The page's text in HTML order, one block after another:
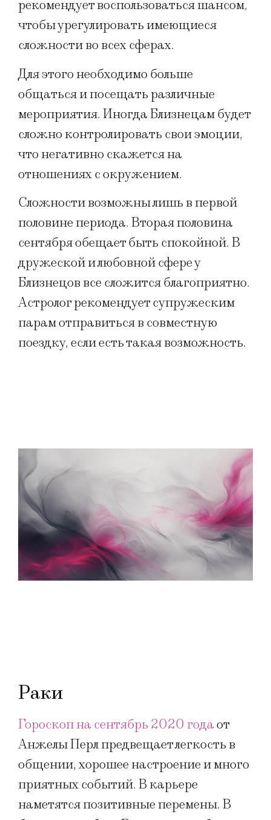
рекомендует воспользоваться шансом,
чтобы урегулировать имеющиеся
сложности во всех сферах.
Для этого необходимо больше
общаться и посещать различные
мероприятия. Иногда Близнецам будет
сложно контролировать свои эмоции,
что негативно скажется на
отношениях с окружением.
Сложности возможны лишь в первой
половине периода. Вторая половина
сентября обещает быть спокойной. В
дружеской и любовной сфере у
Близнецов все сложится благоприятно.
Астролог рекомендует супружеским
парам отправиться в совместную
поездку, если есть такая возможность.
Раки
Гороскоп на сентябрь 2020 годаот
Анжелы Перл предвещает легкость в
общении, хорошее настроение и много
приятных событий. В карьере
наметятся позитивные перемены. В